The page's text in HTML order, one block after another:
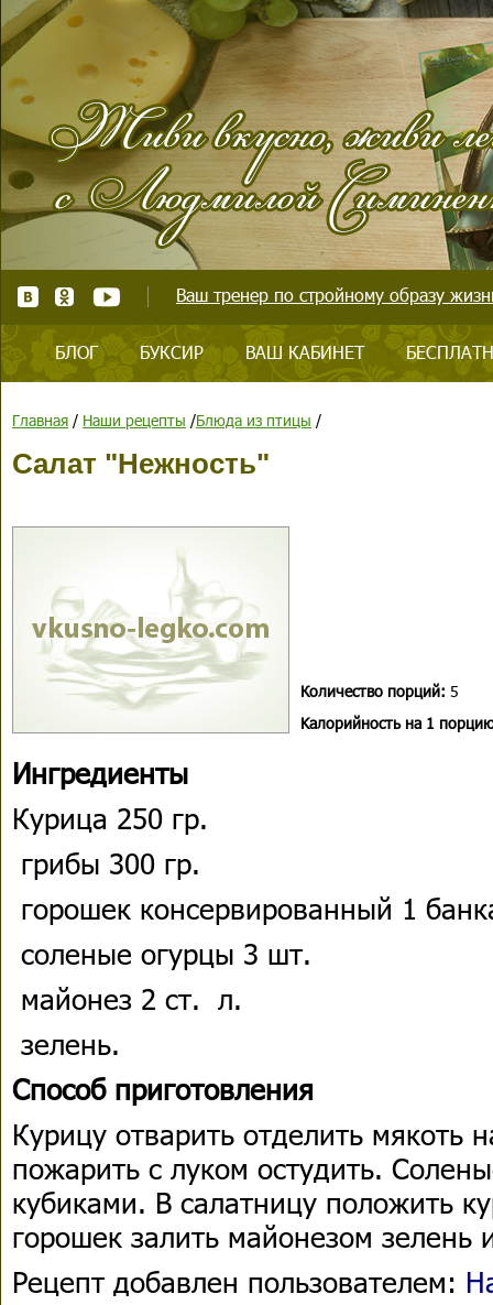
Ваш тренер по стройному образу
БЛОГ БУКСИР ВАШ КАБИНЕТ
Главная / Наши рецепты /Блюда из птицы /
Салат "Нежность"
Количество порций: 5
Kалорийность на 1
Ингредиенты
Курица 250 гр.
грибы 300 гр.
горошек консервированный 1
соленые огурцы 3 шт.
майонез 2 ст. л.
зелень.
Способ приготовления
Курицу отварить отделить мякоть
пожарить с луком остудить.
кубиками. В салатницу положить
горошек залить майонезом зелень
Рецепт добавлен пользователем: